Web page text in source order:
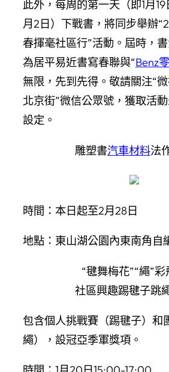
此外，每周的第一天（即1月
月2日）下戰書，將同步舉辦
春揮毫社區行”活動。屆時，
為居平易近書寫春聯與“Benz
無限，先到先得。敬請關注“
北京街”微信公眾號，獲取活
設定。
雕塑書汽車材料法
時間：本日起至2月28日
地點：東山湖公園內東南角自
“毽舞梅花”“繩”
社區興趣踢毽子跳
包含個人挑戰賽（踢毽子）和
繩），設冠亞季軍獎項。